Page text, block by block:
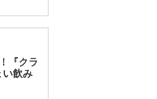
『クラ
い飲み